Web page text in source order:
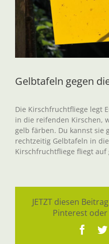
Gelbtafeln gegen
Die Kirschfruchtfliege legt
in die reifenden Kirschen,
gelb färben. Du kannst sie
rechtzeitig Gelbtafeln in
Kirschfruchtfliege fliegt
JETZT diesen
Pinterest oder